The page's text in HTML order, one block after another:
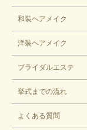
和装ヘアメイク
洋装ヘアメイク
ブライダルエステ
挙式までの流れ
よくある質問